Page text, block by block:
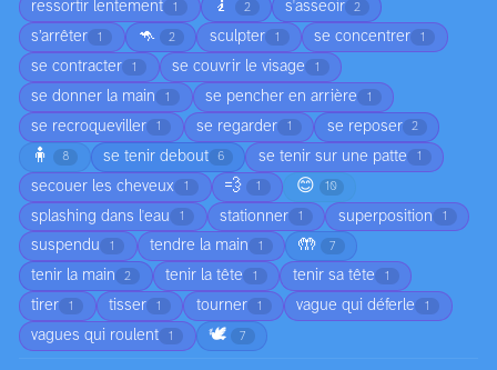
ressortir lentement 1 🧎 2 s'asseoir 2
s’arrêter 1 🦘 2 sculpter 1 se concentrer 1
se contracter 1 se couvrir le visage 1
se donner la main 1 se pencher en arrière 1
se recroqueviller 1 se regarder 1 se reposer 2
🧍 8 se tenir debout 6 se tenir sur une patte 1
secouer les cheveux 1 💨 1 😊 10
splashing dans l'eau 1 stationner 1 superposition 1
suspendu 1 tendre la main 1 🤲 7
tenir la main 2 tenir la tête 1 tenir sa tête 1
tirer 1 tisser 1 tourner 1 vague qui déferle 1
vagues qui roulent 1 🕊️ 7